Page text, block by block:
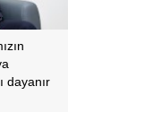
dayanır